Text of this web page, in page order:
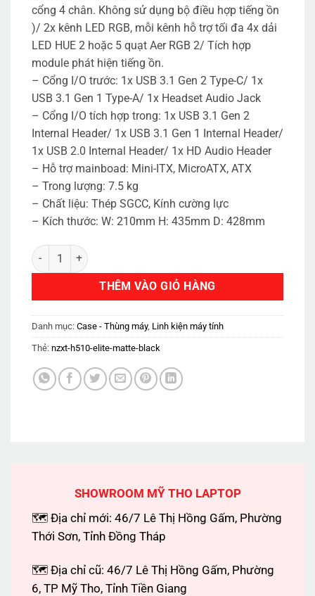
cổng 4 chân. Không sử dụng bộ điều hợp tiếng ồn
)/ 2x kênh LED RGB, mỗi kênh hỗ trợ tối đa 4x dải
LED HUE 2 hoặc 5 quạt Aer RGB 2/ Tích hợp
module phát hiện tiếng ồn.
– Cổng I/O trước: 1x USB 3.1 Gen 2 Type-C/ 1x
USB 3.1 Gen 1 Type-A/ 1x Headset Audio Jack
– Cổng I/O tích hợp trong: 1x USB 3.1 Gen 2
Internal Header/ 1x USB 3.1 Gen 1 Internal Header/
1x USB 2.0 Internal Header/ 1x HD Audio Header
– Hỗ trợ mainboad: Mini-ITX, MicroATX, ATX
– Trong lượng: 7.5 kg
– Chất liệu: Thép SGCC, Kính cường lực
– Kích thước: W: 210mm H: 435mm D: 428mm
NZXT H510 ELITE MATTE BLACK số lượng
THÊM VÀO GIỎ HÀNG
Danh mục: Case - Thùng máy, Linh kiện máy tính
Thẻ: nzxt-h510-elite-matte-black
SHOWROOM MỸ THO LAPTOP
🗺 Địa chỉ mới: 46/7 Lê Thị Hồng Gấm, Phường
Thới Sơn, Tỉnh Đồng Tháp
🗺 Địa chỉ cũ: 46/7 Lê Thị Hồng Gấm, Phường
6, TP Mỹ Tho, Tỉnh Tiền Giang